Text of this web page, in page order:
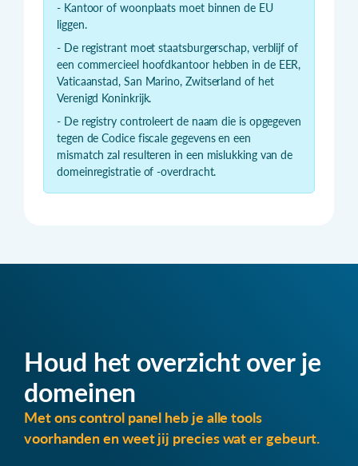
- Kantoor of woonplaats moet binnen de EU
liggen.
- De registrant moet staatsburgerschap, verblijf of
een commercieel hoofdkantoor hebben in de EER,
Vaticaanstad, San Marino, Zwitserland of het
Verenigd Koninkrijk.
- De registry controleert de naam die is opgegeven
tegen de Codice fiscale gegevens en een
mismatch zal resulteren in een mislukking van de
domeinregistratie of -overdracht.
Houd het overzicht over je
domeinen
Met ons control panel heb je alle tools
voorhanden en weet jij precies wat er gebeurt.